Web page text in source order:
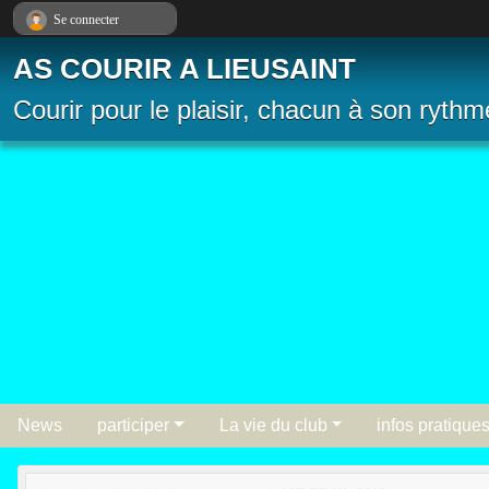
AS COURIR A LIEUSAINT
Courir pour le plaisir, chacun à son
News participer La vie du club infos pratiques
Se connecter
Panneau de gestion des cookies